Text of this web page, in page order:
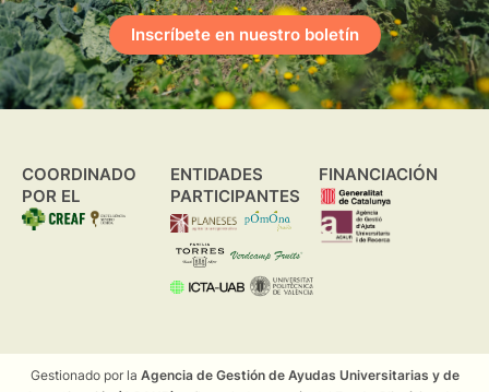
Inscríbete en nuestro boletín
COORDINADO
POR EL
ENTIDADES
PARTICIPANTES
FINANCIACIÓN
Gestionado por la Agencia de Gestión de Ayudas Universitarias y de